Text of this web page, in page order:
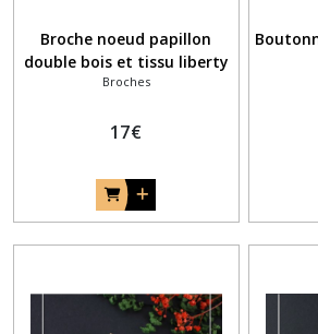
Broche noeud papillon
double bois et tissu liberty
anglais Katie et Millie bleu
Broches
17€